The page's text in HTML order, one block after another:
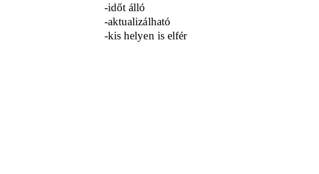
-időt álló
-aktualizálható
-kis helyen is elfér